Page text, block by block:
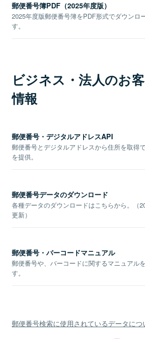
郵便番号簿PDF（2025年度版）
2025年度版郵便番号簿をPDF形式でダウンロ
す。
ビジネス・法人のお
情報
郵便番号・デジタルアドレスAPI
郵便番号とデジタルアドレスから住所を取得
を提供。
郵便番号データのダウンロード
各種データのダウンロードはこちらから。（
更新）
郵便番号・バーコードマニュアル
郵便番号や、バーコードに関するマニュアル
す。
郵便番号検索に使用されているデータにつ